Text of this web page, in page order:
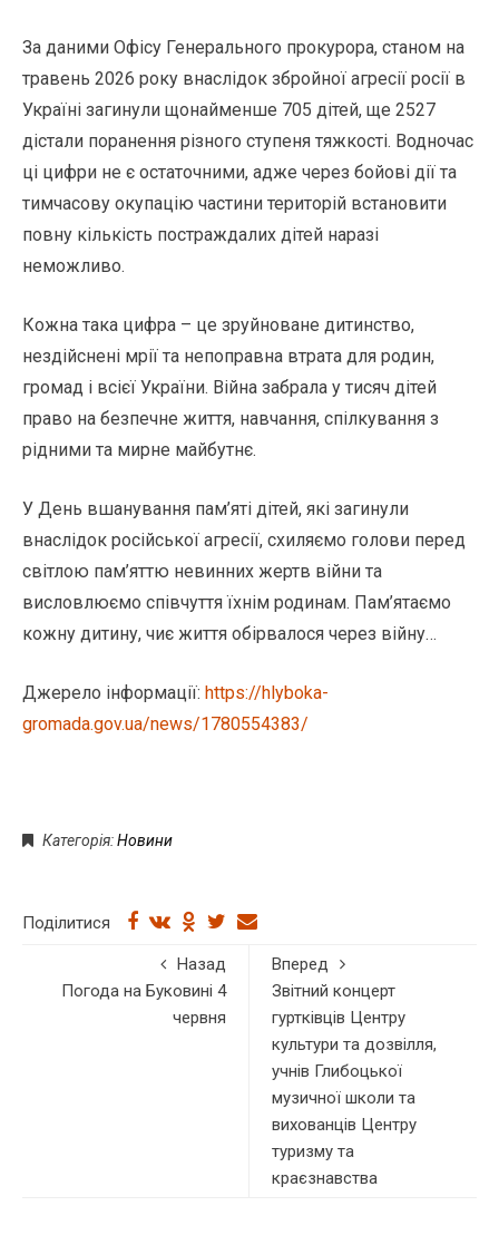
За даними Офісу Генерального прокурора, станом на
травень 2026 року внаслідок збройної агресії росії в
Україні загинули щонайменше 705 дітей, ще 2527
дістали поранення різного ступеня тяжкості. Водночас
ці цифри не є остаточними, адже через бойові дії та
тимчасову окупацію частини територій встановити
повну кількість постраждалих дітей наразі
неможливо.
Кожна така цифра – це зруйноване дитинство,
нездійснені мрії та непоправна втрата для родин,
громад і всієї України. Війна забрала у тисяч дітей
право на безпечне життя, навчання, спілкування з
рідними та мирне майбутнє.
У День вшанування пам’яті дітей, які загинули
внаслідок російської агресії, схиляємо голови перед
світлою пам’яттю невинних жертв війни та
висловлюємо співчуття їхнім родинам. Пам’ятаємо
кожну дитину, чиє життя обірвалося через війну…
Джерело інформації: https://hlyboka-
gromada.gov.ua/news/1780554383/
Категорія:Новини
Поділитися
Назад
Погода на Буковині 4
червня
Вперед
Звітний концерт
гуртківців Центру
культури та дозвілля,
учнів Глибоцької
музичної школи та
вихованців Центру
туризму та
краєзнавства